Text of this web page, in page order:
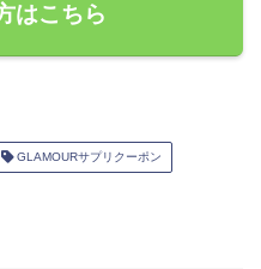
はこちら
GLAMOURサプリクーポン